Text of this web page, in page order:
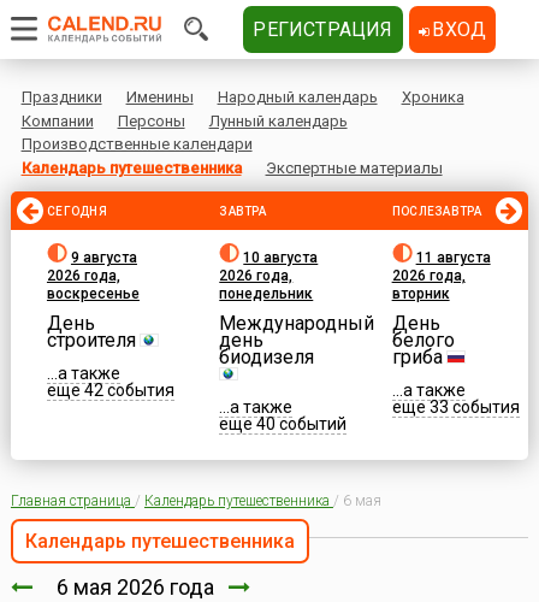
Праздники Именины Народный календарь
Хроника
Компании
Персоны
Лунный календарь
Производственные календари
Календарь путешественника
Экспертные материалы
СЕГОДНЯ
9 августа
2026 года,
воскресенье
День
строителя
...а также
еще 42 события
ЗАВТРА
10 августа
2026 года,
понедельник
Международный
день
биодизеля
...а также
еще 40 событий
ПОСЛЕЗАВТРА
11 августа
2026 года,
вторник
День
белого
гриба
...а также
еще 33 события
Главная страница / Календарь путешественника / 6 мая
Календарь путешественника
6 мая 2026 года
РЕГИСТРАЦИЯ ВХОД